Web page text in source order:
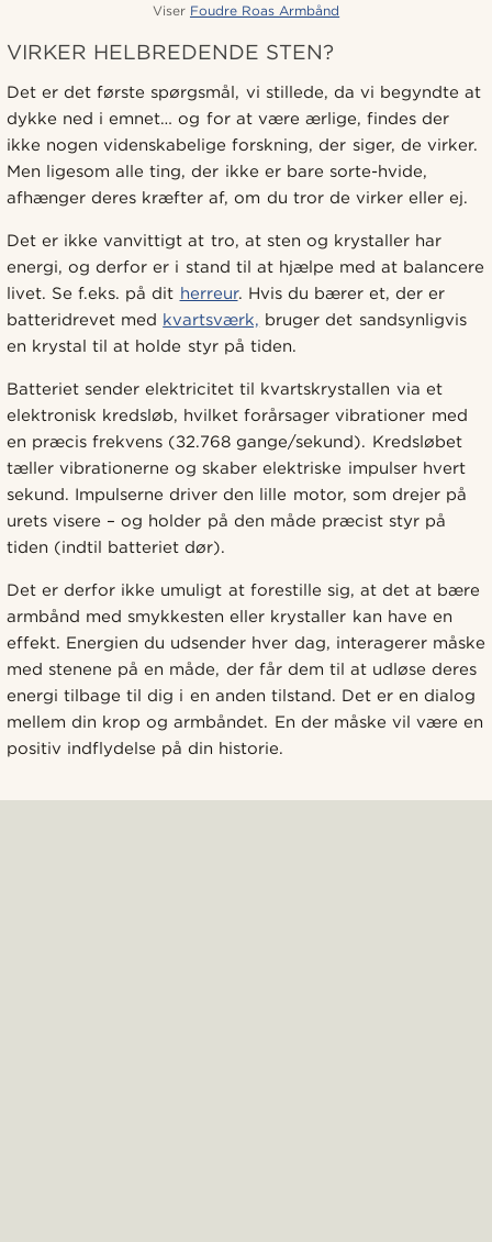
Viser Foudre Roas Armbånd
VIRKER HELBREDENDE STEN?
Det er det første spørgsmål, vi stillede, da vi begyndte at
dykke ned i emnet… og for at være ærlige, findes der
ikke nogen videnskabelige forskning, der siger, de virker.
Men ligesom alle ting, der ikke er bare sorte-hvide,
afhænger deres kræfter af, om du tror de virker eller ej.
Det er ikke vanvittigt at tro, at sten og krystaller har
energi, og derfor er i stand til at hjælpe med at balancere
livet. Se f.eks. på dit herreur. Hvis du bærer et, der er
batteridrevet med kvartsværk, bruger det sandsynligvis
en krystal til at holde styr på tiden.
Batteriet sender elektricitet til kvartskrystallen via et
elektronisk kredsløb, hvilket forårsager vibrationer med
en præcis frekvens (32.768 gange/sekund). Kredsløbet
tæller vibrationerne og skaber elektriske impulser hvert
sekund. Impulserne driver den lille motor, som drejer på
urets visere – og holder på den måde præcist styr på
tiden (indtil batteriet dør).
Det er derfor ikke umuligt at forestille sig, at det at bære
armbånd med smykkesten eller krystaller kan have en
effekt. Energien du udsender hver dag, interagerer måske
med stenene på en måde, der får dem til at udløse deres
energi tilbage til dig i en anden tilstand. Det er en dialog
mellem din krop og armbåndet. En der måske vil være en
positiv indflydelse på din historie.